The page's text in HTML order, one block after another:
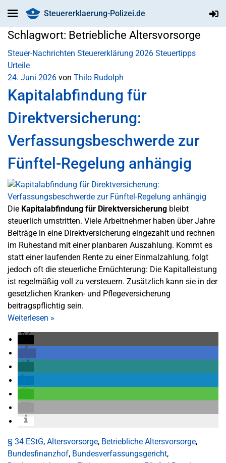
Steuererklaerung-Polizei.de
Schlagwort: Betriebliche Altersvorsorge
Steuer-Nachrichten Steuererklärung 2026 Steuertipps
Urteile
24. Juni 2026 von Thilo Rudolph
Kapitalabfindung für
Direktversicherung:
Verfassungsbeschwerde zur
Fünftel-Regelung anhängig
Die Kapitalabfindung für Direktversicherung bleibt
steuerlich umstritten. Viele Arbeitnehmer haben über Jahre
Beiträge in eine Direktversicherung eingezahlt und rechnen
im Ruhestand mit einer planbaren Auszahlung. Kommt es
statt einer laufenden Rente zu einer Einmalzahlung, folgt
jedoch oft die steuerliche Ernüchterung: Die Kapitalleistung
ist regelmäßig voll zu versteuern. Zusätzlich kann sie in der
gesetzlichen Kranken- und Pflegeversicherung
beitragspflichtig sein.
Weiterlesen »
§ 34 EStG, Altersvorsorge, Betriebliche Altersvorsorge,
Bundesfinanzhof, Bundesverfassungsgericht,